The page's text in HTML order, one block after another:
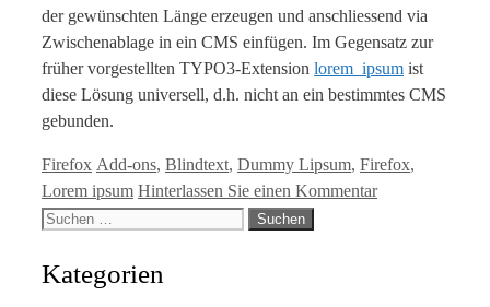
der gewünschten Länge erzeugen und anschliessend via
Zwischenablage in ein CMS einfügen. Im Gegensatz zur
früher vorgestellten TYPO3-Extension lorem_ipsum ist
diese Lösung universell, d.h. nicht an ein bestimmtes CMS
gebunden.
Kategorien
Firefox Tags
Add-ons, Blindtext, Dummy Lipsum, Firefox,
Lorem ipsum Hinterlassen Sie einen Kommentar
Suche
Kategorien